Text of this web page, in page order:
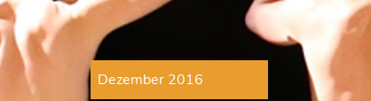
Dezember 2016